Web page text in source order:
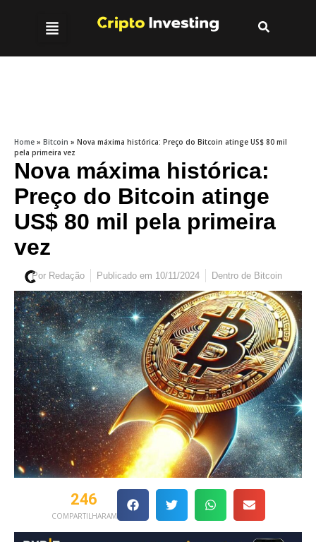
Home » Bitcoin » Nova máxima histórica: Preço do Bitcoin atinge US$ 80 mil
pela primeira vez
Nova máxima histórica:
Preço do Bitcoin atinge
US$ 80 mil pela primeira
vez
Por Redação Publicado em 10/11/2024 Dentro de Bitcoin
COMPARTILHARAM
246